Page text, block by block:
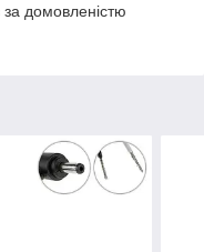
домовленістю